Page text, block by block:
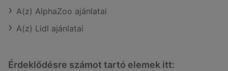
A(z) AlphaZoo ajánlatai
A(z) Lidl ajánlatai
Érdeklődésre számot tartó elemek itt: